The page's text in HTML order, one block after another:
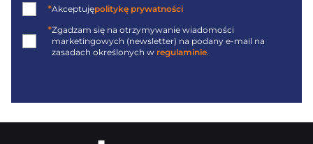
*Akceptujępolitykę prywatności
*Zgadzam się na otrzymywanie wiadomości
marketingowych (newsletter) na podany e-mail na
zasadach określonych w regulaminie.